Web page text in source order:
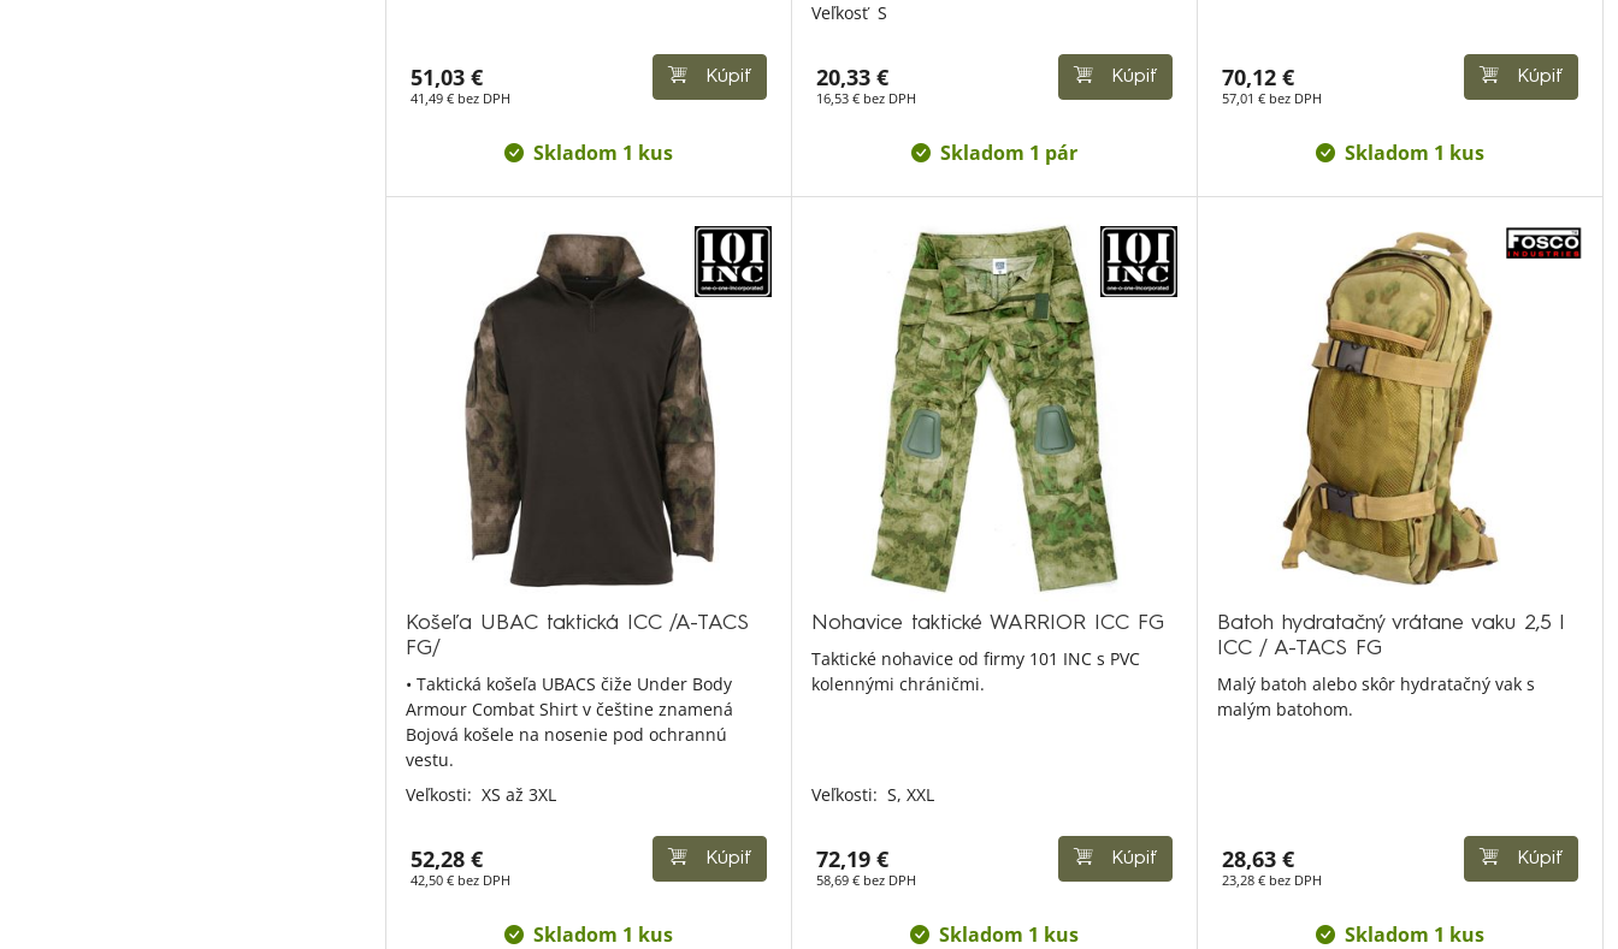
51,03 €
41,49 € bez DPH
Kúpiť
Skladom 1 kus
Veľkosť S
20,33 €
16,53 € bez DPH
Kúpiť
Skladom 1 pár
70,12 €
57,01 € bez DPH
Kúpiť
Skladom 1 kus
Košeľa UBAC taktická ICC /A-TACS
FG/
• Taktická košeľa UBACS čiže Under Body
Armour Combat Shirt v češtine znamená
Bojová košele na nosenie pod ochrannú
vestu.
Veľkosti: XS až 3XL
52,28 €
42,50 € bez DPH
Kúpiť
Skladom 1 kus
Nohavice taktické WARRIOR ICC FG
Taktické nohavice od firmy 101 INC s PVC
kolennými chráničmi.
Veľkosti: S, XXL
72,19 €
58,69 € bez DPH
Kúpiť
Skladom 1 kus
Batoh hydratačný vrátane vaku 2,5 l
ICC / A-TACS FG
Malý batoh alebo skôr hydratačný vak s
malým batohom.
28,63 €
23,28 € bez DPH
Kúpiť
Skladom 1 kus